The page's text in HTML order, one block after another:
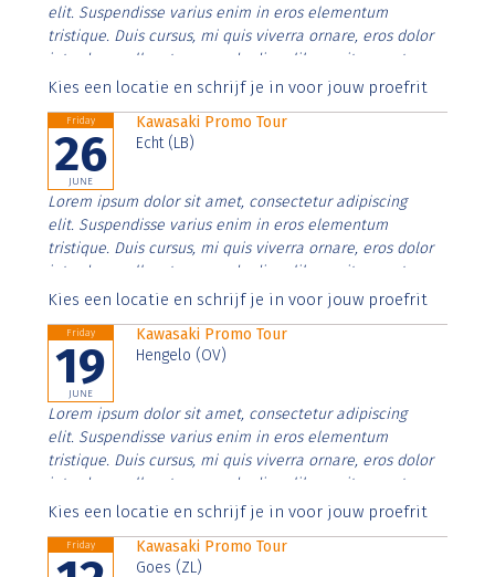
elit. Suspendisse varius enim in eros elementum
tristique. Duis cursus, mi quis viverra ornare, eros dolor
interdum nulla, ut commodo diam libero vitae erat.
Aenean faucibus nibh et justo cursus id rutrum lorem
Kies een locatie en schrijf je in voor jouw proefrit
Friday
26
JUNE
Kawasaki Promo Tour
Echt (LB)
Lorem ipsum dolor sit amet, consectetur adipiscing
elit. Suspendisse varius enim in eros elementum
tristique. Duis cursus, mi quis viverra ornare, eros dolor
interdum nulla, ut commodo diam libero vitae erat.
Aenean faucibus nibh et justo cursus id rutrum lorem
Kies een locatie en schrijf je in voor jouw proefrit
Friday
19
JUNE
Kawasaki Promo Tour
Hengelo (OV)
Lorem ipsum dolor sit amet, consectetur adipiscing
elit. Suspendisse varius enim in eros elementum
tristique. Duis cursus, mi quis viverra ornare, eros dolor
interdum nulla, ut commodo diam libero vitae erat.
Aenean faucibus nibh et justo cursus id rutrum lorem
Kies een locatie en schrijf je in voor jouw proefrit
Friday
Kawasaki Promo Tour
Goes (ZL)